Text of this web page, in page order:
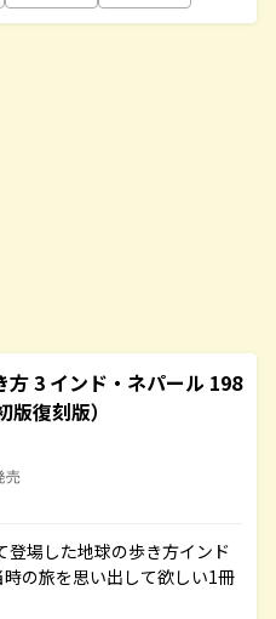
方 3 インド・ネパール 198
復刻版）
売
登場した地球の歩き方インド
の旅を思い出して欲しい1冊